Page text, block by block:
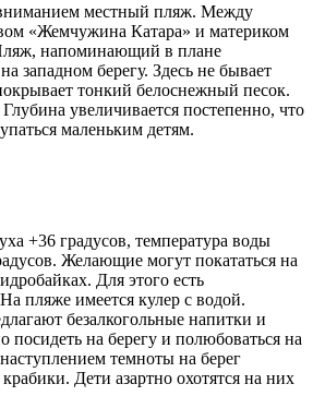
местный пляж. Между
«Жемчужина Катара» и материком
напоминающий в плане
западном берегу. Здесь не бывает
тонкий белоснежный песок.
увеличивается постепенно, что
маленьким детям.
+36 градусов, температура воды
Желающие могут покататься на
Для этого есть
пляже имеется кулер с водой.
безалкогольные напитки и
посидеть на берегу и полюбоваться на
темноты на берег
Дети азартно охотятся на них